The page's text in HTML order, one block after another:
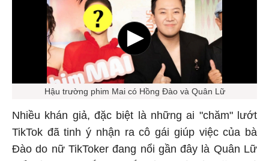
Hậu trường phim Mai có Hồng Đào và Quân Lữ
Nhiều khán giả, đặc biệt là những ai "chăm" lướt
TikTok đã tinh ý nhận ra cô gái giúp việc của bà
Đào do nữ TikToker đang nổi gần đây là Quân Lữ